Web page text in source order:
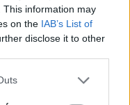
This information may
on the IAB’s List of
disclose it to other
one or more Google